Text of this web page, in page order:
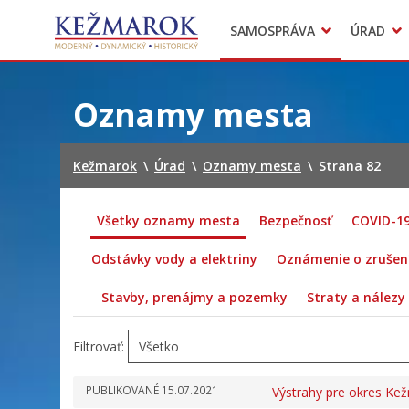
SAMOSPRÁVA
Mestská polícia
ÚRAD
Sekcie úradu
Oznamy mesta
Kežmarok \ Úrad \ Oznamy mesta \ Strana 82
Všetky oznamy mesta Bezpečnosť COVID-
Odstávky vody a elektriny Oznámenie o
Stavby, prenájmy a pozemky Straty a nálezy
Filtrovať:
PUBLIKOVANÉ 15.07.2021 Výstrahy pre okres